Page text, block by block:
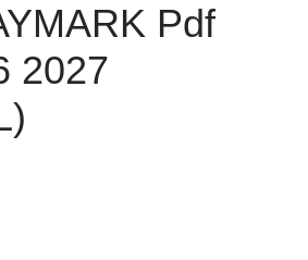
Pdf
2027